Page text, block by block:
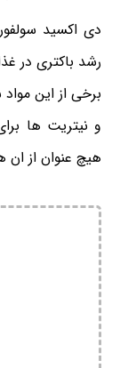
دی اکسید
رشد باکتری در
برخی از این
و نیتریت ها
هیچ عنوان از ان